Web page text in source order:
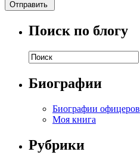
Поиск по блогу
Биографии
Биографии офицеров
Моя книга
Рубрики